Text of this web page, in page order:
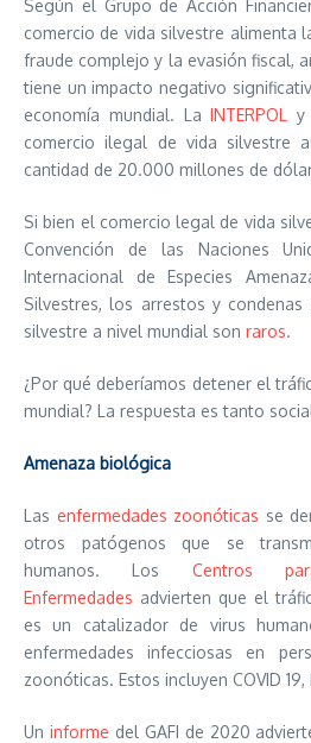
Según el Grupo de Acción
comercio de vida silvestre alimenta
fraude complejo y la evasión fiscal,
tiene un impacto negativo
economía mundial. LaINTERPOL y
comercio ilegal de vida silvestre
cantidad de 20.000 millones de
Si bien el comercio legal de vida
Convención de las Naciones
Internacional de Especies
Silvestres, los arrestos y
silvestre a nivel mundial son raros.
¿Por qué deberíamos detener el
mundial? La respuesta es tanto
Amenaza biológica
Las enfermedades zoonóticas se
otros patógenos que se
humanos. Los Centros
Enfermedades advierten que el
es un catalizador de virus
enfermedades infecciosas en
zoonóticas. Estos incluyen COVID 19,
Un informe del GAFI de 2020